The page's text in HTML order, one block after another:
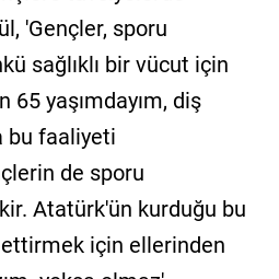
'Gençler, sporu
sağlıklı bir vücut için
65 yaşımdayım, diş
bu faaliyeti
de sporu
Atatürk'ün kurduğu bu
için ellerinden